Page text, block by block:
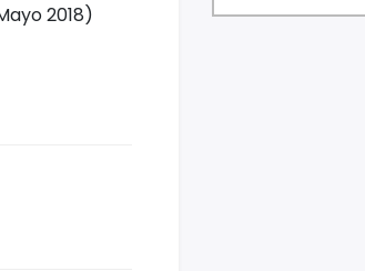
2018)